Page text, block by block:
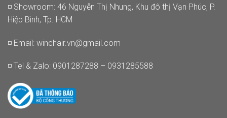
◽ Showroom: 46 Nguyễn Thị Nhung, Khu đô thị Vạn Phúc, P.
Hiệp Bình, Tp. HCM
◽ Email: winchair.vn@gmail.com
◽ Tel & Zalo: 0901287288 – 0931285588